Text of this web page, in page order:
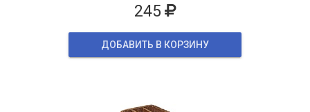
245
ДОБАВИТЬ В КОРЗИНУ